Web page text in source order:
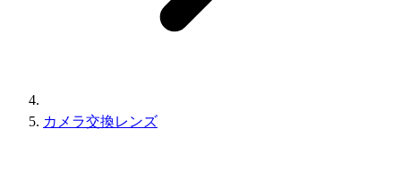
カメラ交換レンズ